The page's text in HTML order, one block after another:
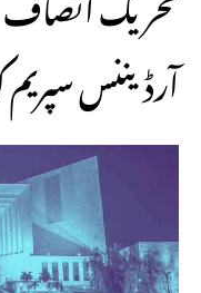
آرڈیننس سپریم